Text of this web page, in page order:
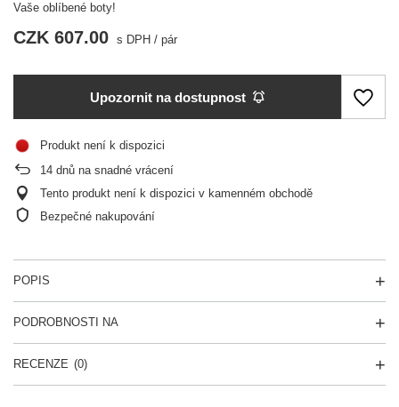
Vaše oblíbené boty!
CZK 607.00 s DPH / pár
Upozornit na dostupnost
Produkt není k dispozici
14 dnů na snadné vrácení
Tento produkt není k dispozici v kamenném obchodě
Bezpečné nakupování
POPIS
PODROBNOSTI NA
RECENZE (0)